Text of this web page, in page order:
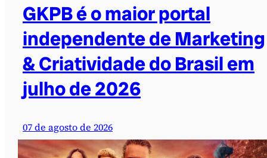
GKPB é o maior portal
independente de Marketing
& Criatividade do Brasil em
julho de 2026
07 de agosto de 2026